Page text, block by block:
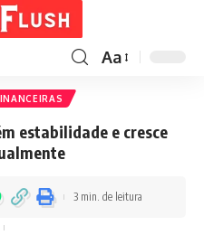
Aa
estabilidade e cresce
3 min. de leitura